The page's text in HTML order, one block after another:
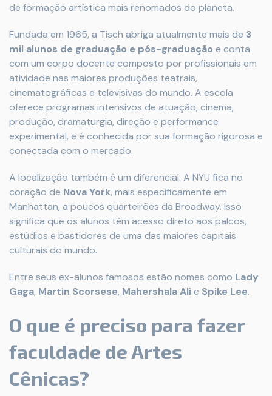
de formação artística mais renomados do planeta.
Fundada em 1965, a Tisch abriga atualmente mais de 3
mil alunos de graduação e pós-graduação e conta
com um corpo docente composto por profissionais em
atividade nas maiores produções teatrais,
cinematográficas e televisivas do mundo. A escola
oferece programas intensivos de atuação, cinema,
produção, dramaturgia, direção e performance
experimental, e é conhecida por sua formação rigorosa e
conectada com o mercado.
A localização também é um diferencial. A NYU fica no
coração de Nova York, mais especificamente em
Manhattan, a poucos quarteirões da Broadway. Isso
significa que os alunos têm acesso direto aos palcos,
estúdios e bastidores de uma das maiores capitais
culturais do mundo.
Entre seus ex-alunos famosos estão nomes como Lady
Gaga, Martin Scorsese, Mahershala Ali e Spike Lee.
O que é preciso para fazer
faculdade de Artes
Cênicas?